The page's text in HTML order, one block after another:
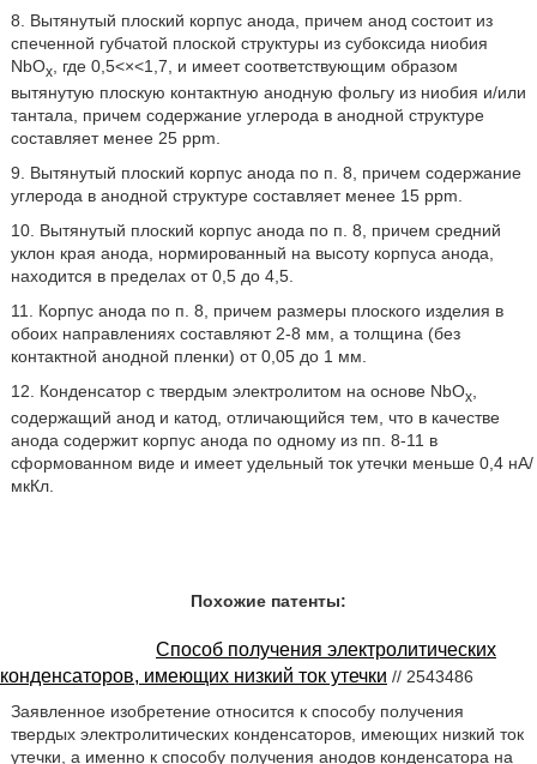
8. Вытянутый плоский корпус анода, причем анод состоит из
спеченной губчатой плоской структуры из субоксида ниобия
NbOx, где 0,5<×<1,7, и имеет соответствующим образом
вытянутую плоскую контактную анодную фольгу из ниобия и/или
тантала, причем содержание углерода в анодной структуре
составляет менее 25 ppm.
9. Вытянутый плоский корпус анода по п. 8, причем содержание
углерода в анодной структуре составляет менее 15 ppm.
10. Вытянутый плоский корпус анода по п. 8, причем средний
уклон края анода, нормированный на высоту корпуса анода,
находится в пределах от 0,5 до 4,5.
11. Корпус анода по п. 8, причем размеры плоского изделия в
обоих направлениях составляют 2-8 мм, а толщина (без
контактной анодной пленки) от 0,05 до 1 мм.
12. Конденсатор с твердым электролитом на основе NbOx,
содержащий анод и катод, отличающийся тем, что в качестве
анода содержит корпус анода по одному из пп. 8-11 в
сформованном виде и имеет удельный ток утечки меньше 0,4 нА/
мкКл.
Похожие патенты:
Способ получения электролитических
конденсаторов, имеющих низкий ток утечки // 2543486
Заявленное изобретение относится к способу получения
твердых электролитических конденсаторов, имеющих низкий ток
утечки, а именно к способу получения анодов конденсатора на